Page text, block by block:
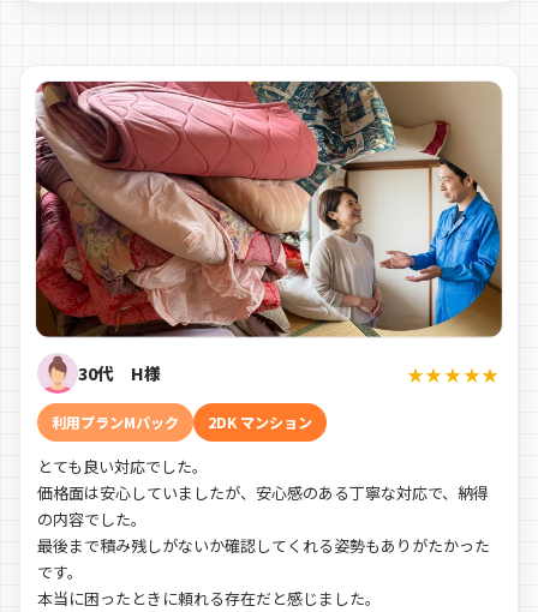
30代 H様 ★★★★★
利用プランMパック 2DK マンション
とても良い対応でした。
価格面は安心していましたが、安心感のある丁寧な対応で、納得
の内容でした。
最後まで積み残しがないか確認してくれる姿勢もありがたかった
です。
本当に困ったときに頼れる存在だと感じました。